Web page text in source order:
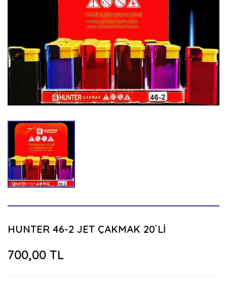
HUNTER 46-2 JET ÇAKMAK 20`Lİ
700,00 TL